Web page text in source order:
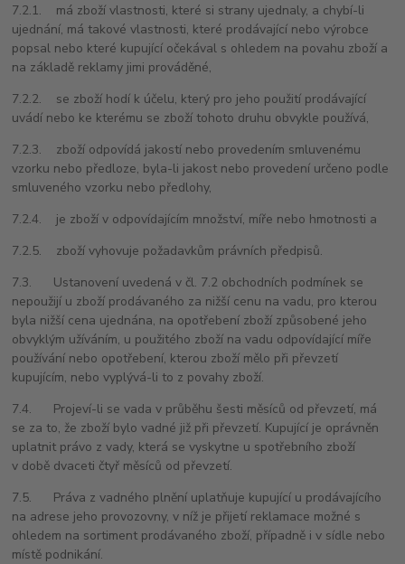
7.2.1. má zboží vlastnosti, které si strany ujednaly, a chybí-li
ujednání, má takové vlastnosti, které prodávající nebo výrobce
popsal nebo které kupující očekával s ohledem na povahu zboží a
na základě reklamy jimi prováděné,
7.2.2. se zboží hodí k účelu, který pro jeho použití prodávající
uvádí nebo ke kterému se zboží tohoto druhu obvykle používá,
7.2.3. zboží odpovídá jakostí nebo provedením smluvenému
vzorku nebo předloze, byla-li jakost nebo provedení určeno podle
smluveného vzorku nebo předlohy,
7.2.4. je zboží v odpovídajícím množství, míře nebo hmotnosti a
7.2.5. zboží vyhovuje požadavkům právních předpisů.
7.3. Ustanovení uvedená v čl. 7.2 obchodních podmínek se
nepoužijí u zboží prodávaného za nižší cenu na vadu, pro kterou
byla nižší cena ujednána, na opotřebení zboží způsobené jeho
obvyklým užíváním, u použitého zboží na vadu odpovídající míře
používání nebo opotřebení, kterou zboží mělo při převzetí
kupujícím, nebo vyplývá-li to z povahy zboží.
7.4. Projeví-li se vada v průběhu šesti měsíců od převzetí, má
se za to, že zboží bylo vadné již při převzetí. Kupující je oprávněn
uplatnit právo z vady, která se vyskytne u spotřebního zboží
v době dvaceti čtyř měsíců od převzetí.
7.5. Práva z vadného plnění uplatňuje kupující u prodávajícího
na adrese jeho provozovny, v níž je přijetí reklamace možné s
ohledem na sortiment prodávaného zboží, případně i v sídle nebo
místě podnikání.